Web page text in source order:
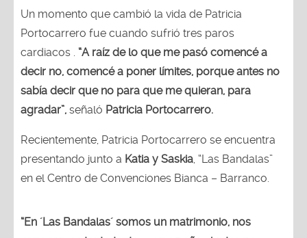
Portocarrero fue cuando sufrió tres paros
cardiacos .“A raíz de lo que me pasó comencé a
decir no, comencé a poner límites, porque antes no
sabía decir que no para que me quieran, para
agradar”,señaló Patricia Portocarrero.
presentando junto aKatia y Saskia, “Las Bandalas”
en el Centro de Convenciones Bianca – Barranco.
conocemos tanto tanto… son 25 años juntas no